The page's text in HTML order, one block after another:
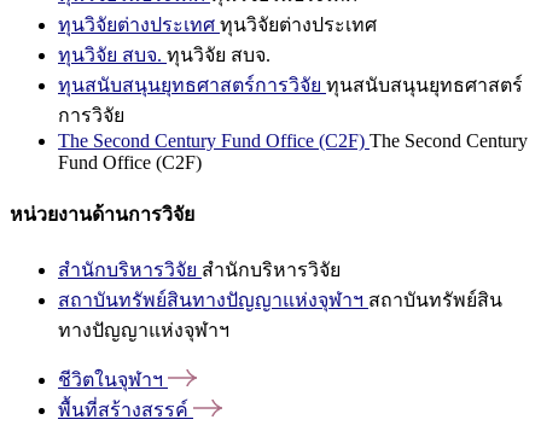
ทุนวิจัยต่างประเทศ ทุนวิจัยต่างประเทศ
ทุนวิจัย สบจ. ทุนวิจัย สบจ.
ทุนสนับสนุนยุทธศาสตร์การวิจัย ทุนสนับสนุนยุทธศาสตร์
การวิจัย
The Second Century Fund Office (C2F) The Second Century
Fund Office (C2F)
หน่วยงานด้านการวิจัย
สำนักบริหารวิจัย สำนักบริหารวิจัย
สถาบันทรัพย์สินทางปัญญาแห่งจุฬาฯ สถาบันทรัพย์สิน
ทางปัญญาแห่งจุฬาฯ
ชีวิตในจุฬาฯ
พื้นที่สร้างสรรค์